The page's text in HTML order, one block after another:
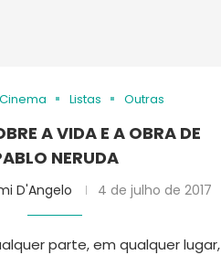
Cinema Listas Outras
A VIDA E A OBRA DE
NERUDA
D'Angelo 4 de julho de 2017
parte, em qualquer lugar,